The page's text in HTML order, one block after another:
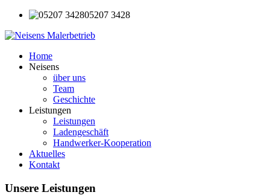
05207 3428
Home
Neisens
über uns
Team
Geschichte
Leistungen
Leistungen
Ladengeschäft
Handwerker-Kooperation
Aktuelles
Kontakt
Unsere Leistungen